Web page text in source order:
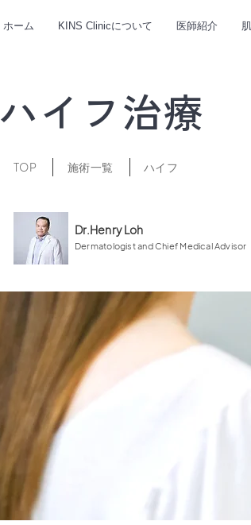
ホーム KINS Clinicについて 医師紹介
ハイフ治療
TOP ​施術一覧 ​ハイフ
Dr.Henry Loh
Dermatologist and Chief Medical Advisor